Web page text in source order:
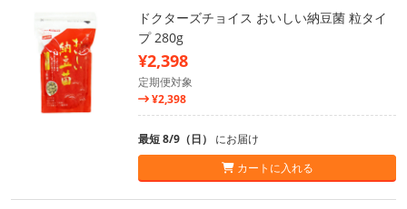
ドクターズチョイス おいしい納豆菌 粒タイ
プ 280g
¥2,398
定期便対象
¥2,398
最短 8/9（日） にお届け
カートに入れる